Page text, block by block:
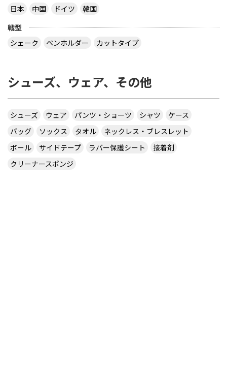
日本
中国 ドイツ
韓国
戦型
シェーク
ペンホルダー カットタイプ
シューズ、ウェア、その他
シューズ ウェア パンツ・ショーツ シャツ
ケース
バッグ
ソックス タオル
ネックレス・ブレスレット
ボール
サイドテープ ラバー保護シート
接着剤
クリーナースポンジ